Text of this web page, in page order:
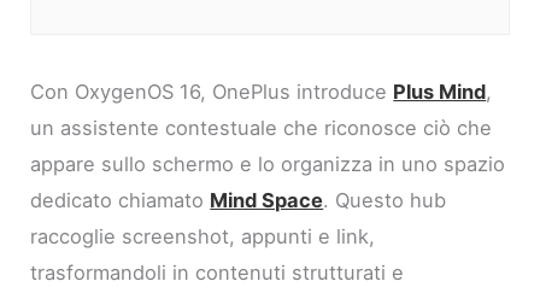
Con OxygenOS 16, OnePlus introduce Plus Mind,
un assistente contestuale che riconosce ciò che
appare sullo schermo e lo organizza in uno spazio
dedicato chiamato Mind Space. Questo hub
raccoglie screenshot, appunti e link,
trasformandoli in contenuti strutturati e